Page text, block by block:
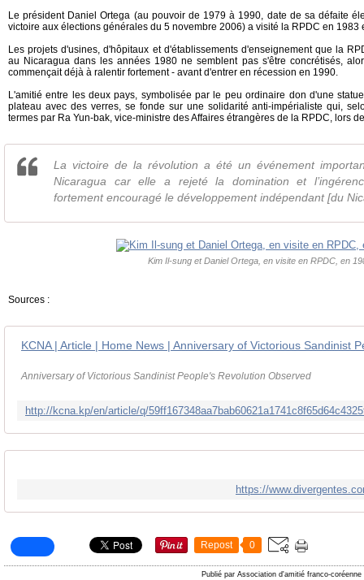
Le président Daniel Ortega (au pouvoir de 1979 à 1990, date de sa défaite
victoire aux élections générales du 5 novembre 2006) a visité la RPDC en 1983
Les projets d'usines, d'hôpitaux et d'établissements d'enseignement que la
au Nicaragua dans les années 1980 ne semblent pas s'être concrétisés,
commençait déjà à ralentir fortement - avant d'entrer en récession en 1990.
L'amitié entre les deux pays, symbolisée par le peu ordinaire don d'une
plateau avec des verres, se fonde sur une solidarité anti-impérialiste qui,
termes par Ra Yun-bak, vice-ministre des Affaires étrangères de la RPDC, lors
La victoire de la révolution a été un événement
Nicaragua car elle a rejeté la domination et
fortement encouragé le développement indépendant [du
Kim Il-sung et Daniel Ortega, en visite en RPDC, en
Sources :
Anniversary of Victorious Sandinist People's Revolution Observed
https://
Repost 0
Publié par Association d'amitié franco-coréenne